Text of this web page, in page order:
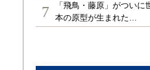
7
「飛鳥・藤原」がつい
本の原型が生まれた…